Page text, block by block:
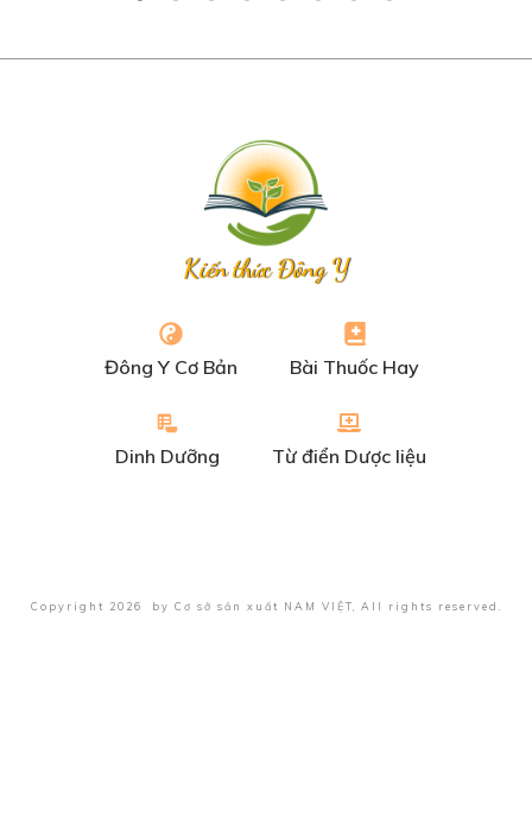
Kiến thức Đông Y
Đông Y Cơ Bản Bài Thuốc Hay
Dinh Dưỡng Từ điển Dược liệu
Copyright 2026 by Cơ sở sản xuất NAM VIỆT , All rights reserved.